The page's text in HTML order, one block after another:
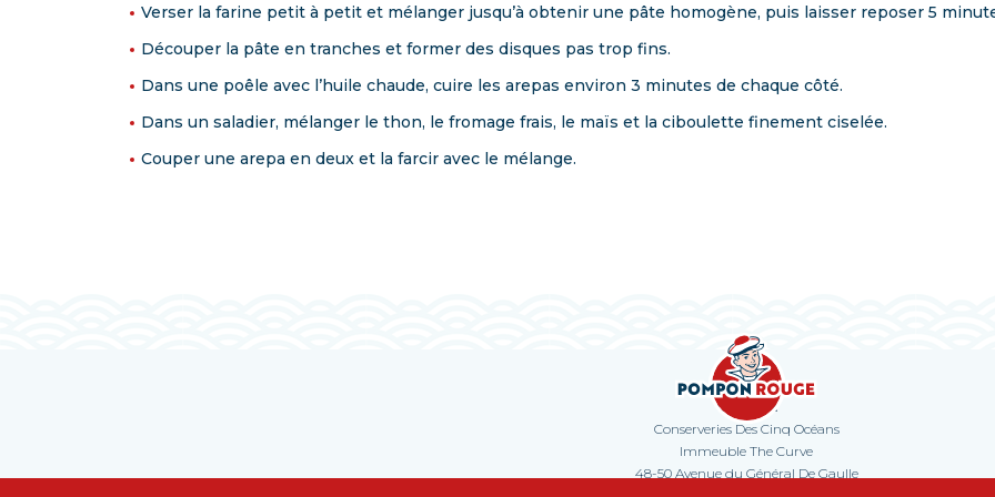
Verser la farine petit à petit et mélanger jusqu’à obtenir une pâte homogène, puis laisser reposer 5
Découper la pâte en tranches et former des disques pas trop fins.
Dans une poêle avec l’huile chaude, cuire les arepas environ 3 minutes de chaque côté.
Dans un saladier, mélanger le thon, le fromage frais, le maïs et la ciboulette finement ciselée.
Couper une arepa en deux et la farcir avec le mélange.
Contact
Conserveries Des Cinq Océans
Immeuble The Curve
48-50 Avenue du Général De Gaulle